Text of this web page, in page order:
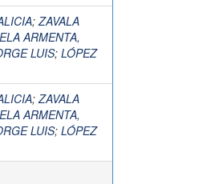
;ZAVALA
ARMENTA,
LUIS; LÓPEZ
;ZAVALA
ARMENTA,
LUIS; LÓPEZ